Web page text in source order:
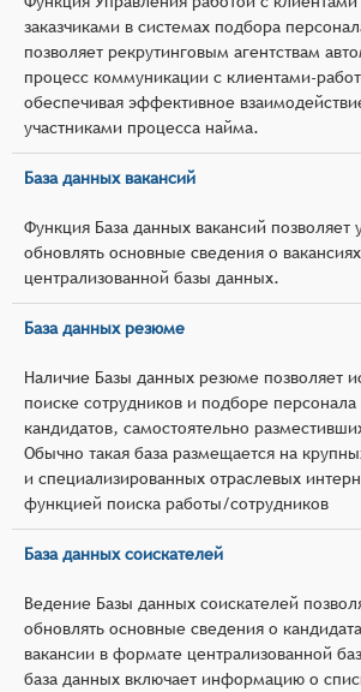
заказчиками в системах подбора
позволяет рекрутинговым агентствам
процесс коммуникации с клиентами-
обеспечивая эффективное
участниками процесса найма.
База данных вакансий
Функция База данных вакансий позволяет
обновлять основные сведения о
централизованной базы данных.
База данных резюме
Наличие Базы данных резюме позволяет
поиске сотрудников и подборе персонала
кандидатов, самостоятельно
Обычно такая база размещается на
и специализированных отраслевых
функцией поиска работы/сотрудников
База данных соискателей
Ведение Базы данных соискателей
обновлять основные сведения о
вакансии в формате централизованной
база данных включает информацию о